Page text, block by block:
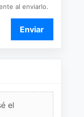
al enviarlo.
Enviar
el